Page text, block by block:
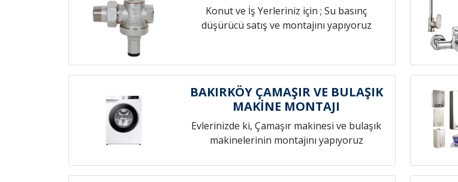
Konut ve İş Yerleriniz için ; Su basınç
düşürücü satış ve montajını yapıyoruz
BAKIRKÖY ÇAMAŞIR VE BULAŞIK
MAKİNE MONTAJI
Evlerinizde ki, Çamaşır makinesi ve bulaşık
makinelerinin montajını yapıyoruz